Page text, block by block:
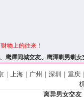
物上的往来 ！
鹰潭同城交友、鹰潭剩男剩女
上海 广州 深圳 重庆
离异男女交友